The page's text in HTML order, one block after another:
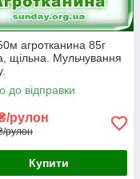
агротканина 85г
щільна. Мульчування
до відправки
рулон
рулон
Купити